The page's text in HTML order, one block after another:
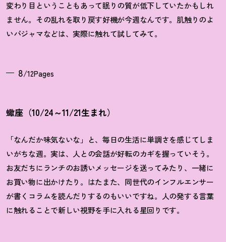
変わり目ということもあって眠りの質が低下していたかもしれ
ません。その乱れを取り戻す好機が今週なんです。肌触りのよ
いパジャマなどは、実際に触れて試してみて。
8/12Pages
蠍座（10/24～11/21生まれ）
「なんだか味気ないな」と、毎日の生活に単調さを感じてしま
いがちな週。実は、人との会話が好転のカギを握っていそう。
お友だちにランチのお誘いメッセージを送ってみたり、一緒に
お買い物に出かけたり。はたまた、同世代のインフルエンサー
が書くコラムを読んだりするのもいいですね。人の発する言葉
に触れることで新しい視野を手に入れる星回りです。